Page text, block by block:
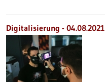
Digitalisierung - 04.08.2021